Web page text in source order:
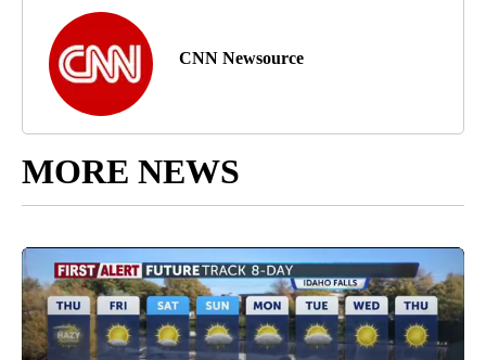
CNN Newsource
MORE NEWS